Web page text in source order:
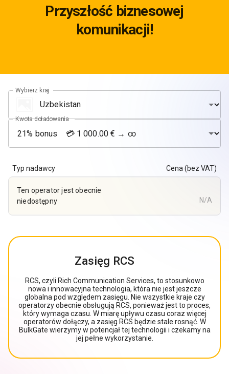
Przyszłość biznesowej
komunikacji!
Wybierz kraj
Kwota doładowania
Typ nadawcy Cena (bez VAT)
Ten operator jest obecnie
niedostępny
N/A
Zasięg RCS
RCS, czyli Rich Communication Services, to stosunkowo
nowa i innowacyjna technologia, która nie jest jeszcze
globalna pod względem zasięgu. Nie wszystkie kraje czy
operatorzy obecnie obsługują RCS, ponieważ jest to proces,
który wymaga czasu. W miarę upływu czasu coraz więcej
operatorów dołączy, a zasięg RCS będzie stale rosnąć. W
BulkGate wierzymy w potencjał tej technologii i czekamy na
jej pełne wykorzystanie.